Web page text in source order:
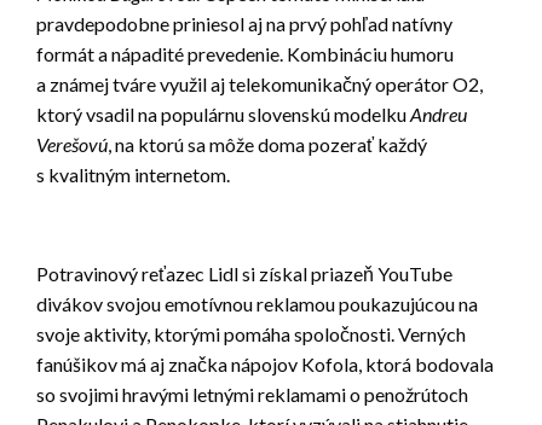
pravdepodobne priniesol aj na prvý pohľad natívny
formát a nápadité prevedenie. Kombináciu humoru
a známej tváre využil aj telekomunikačný operátor O2,
ktorý vsadil na populárnu slovenskú modelkuAndreu
Verešovú, na ktorú sa môže doma pozerať každý
s kvalitným internetom.
Potravinový reťazec Lidl si získal priazeň YouTube
divákov svojou emotívnou reklamou poukazujúcou na
svoje aktivity, ktorými pomáha spoločnosti. Verných
fanúšikov má aj značka nápojov Kofola, ktorá bodovala
so svojimi hravými letnými reklamami o penožrútoch